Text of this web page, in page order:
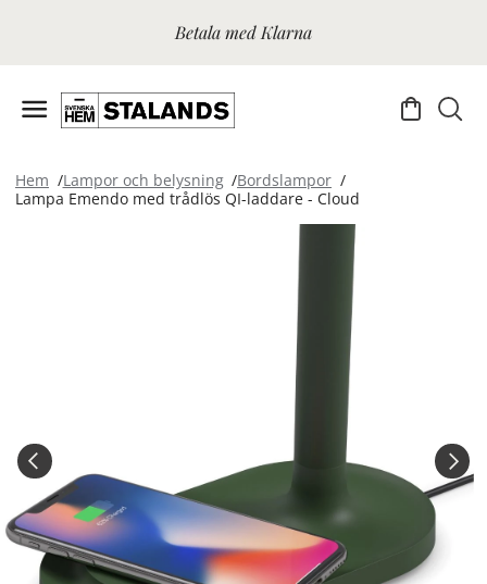
Betala med Klarna
Hem Lampor och belysning
Bordslampor
Lampa Emendo med trådlös QI-laddare - Cloud